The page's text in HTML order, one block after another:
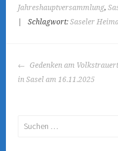
Jahreshauptversammlung,
Schlagwort:Saseler
BEITRAGS-
NAVIGATION
Gedenken am
in Sasel am 16.11.2025
Suchen